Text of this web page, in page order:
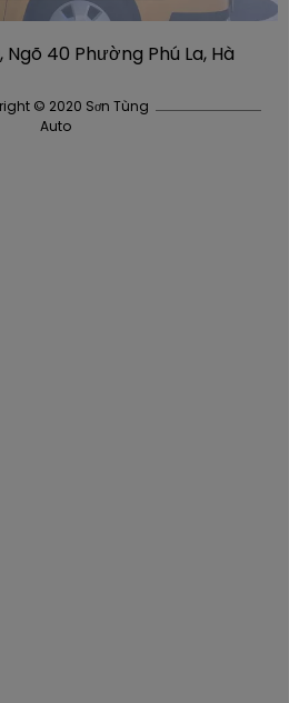
Ngõ 40 Phường Phú La, Hà
© 2020 Sơn Tùng
Auto